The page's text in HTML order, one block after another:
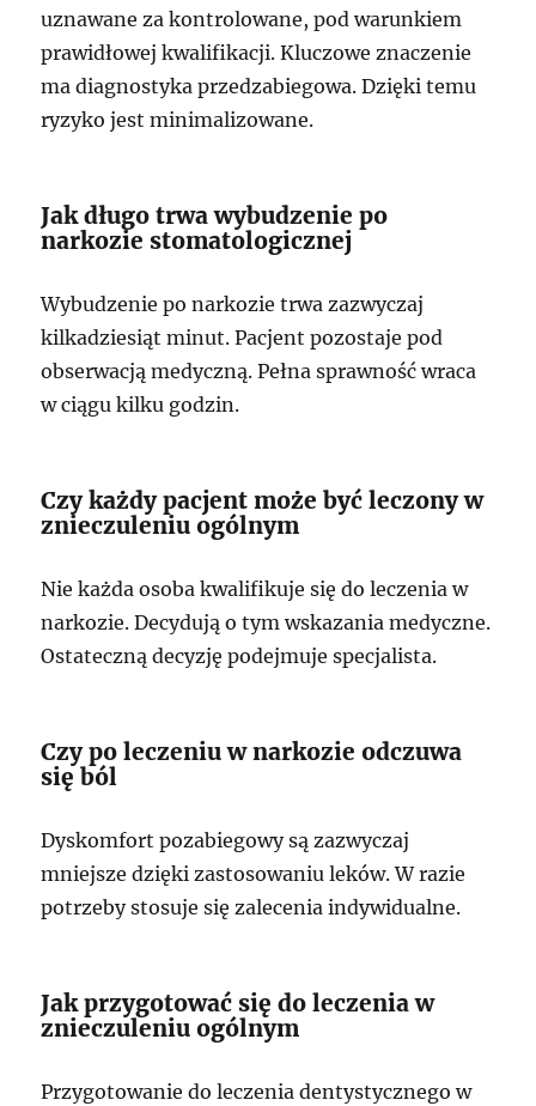
uznawane za kontrolowane, pod warunkiem
prawidłowej kwalifikacji. Kluczowe znaczenie
ma diagnostyka przedzabiegowa. Dzięki temu
ryzyko jest minimalizowane.
Jak długo trwa wybudzenie po
narkozie stomatologicznej
Wybudzenie po narkozie trwa zazwyczaj
kilkadziesiąt minut. Pacjent pozostaje pod
obserwacją medyczną. Pełna sprawność wraca
w ciągu kilku godzin.
Czy każdy pacjent może być leczony w
znieczuleniu ogólnym
Nie każda osoba kwalifikuje się do leczenia w
narkozie. Decydują o tym wskazania medyczne.
Ostateczną decyzję podejmuje specjalista.
Czy po leczeniu w narkozie odczuwa
się ból
Dyskomfort pozabiegowy są zazwyczaj
mniejsze dzięki zastosowaniu leków. W razie
potrzeby stosuje się zalecenia indywidualne.
Jak przygotować się do leczenia w
znieczuleniu ogólnym
Przygotowanie do leczenia dentystycznego w